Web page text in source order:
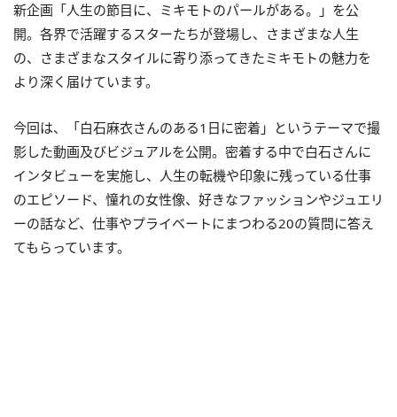
新企画「人生の節目に、ミキモトのパールがある。」を公
開。各界で活躍するスターたちが登場し、さまざまな人生
の、さまざまなスタイルに寄り添ってきたミキモトの魅力を
より深く届けています。
今回は、「白石麻衣さんのある1日に密着」というテーマで撮
影した動画及びビジュアルを公開。密着する中で白石さんに
インタビューを実施し、人生の転機や印象に残っている仕事
のエピソード、憧れの女性像、好きなファッションやジュエリ
ーの話など、仕事やプライベートにまつわる20の質問に答え
てもらっています。